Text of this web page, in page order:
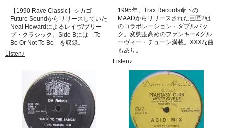
【1990 Rave Classic】シカゴ
Future Soundからリリースしていた
Neal Howardによるレイヴ/ブリー
プ・クラシック。Side Bには「To
Be Or Not To Be」を収録。
Listen♪
1995年、Trax Records傘下の
MAADからリリースされた巨匠2組
のコラボレーション・ダブルパッ
ク。変態度高めのファンキー&グル
ーヴィー・チューン満載。XXXな曲
もあり。
Listen♪